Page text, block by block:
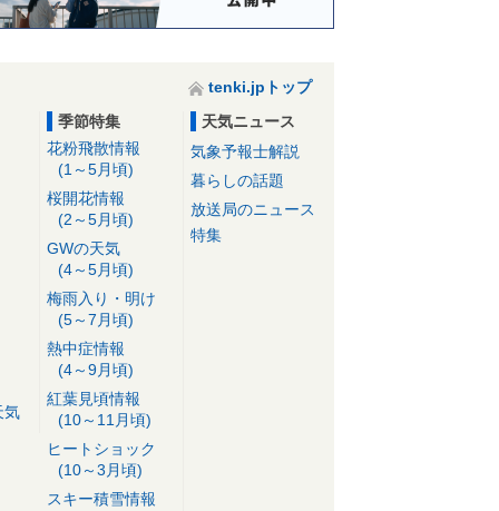
tenki.jpトップ
気
季節特集
花粉飛散情報
(1～5月頃)
桜開花情報
(2～5月頃)
GWの天気
(4～5月頃)
梅雨入り・明け
(5～7月頃)
熱中症情報
(4～9月頃)
紅葉見頃情報
(10～11月頃)
ヒートショック
(10～3月頃)
スキー積雪情報
天気ニュース
気象予報士解説
暮らしの話題
放送局のニュース
特集